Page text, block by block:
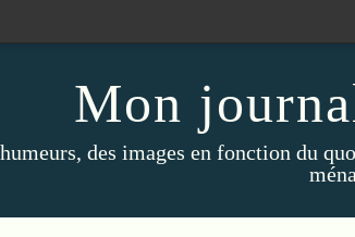
Mon
des images en fonction du